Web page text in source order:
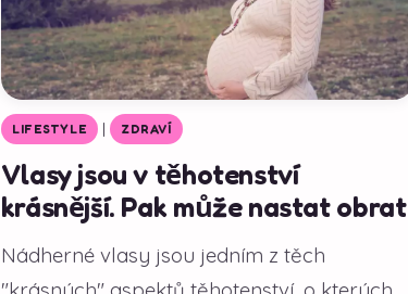
Vlasy jsou v těhotenství
krásnější. Pak může nastat obrat
Nádherné vlasy jsou jedním z těch
LIFESTYLE | ZDRAVÍ